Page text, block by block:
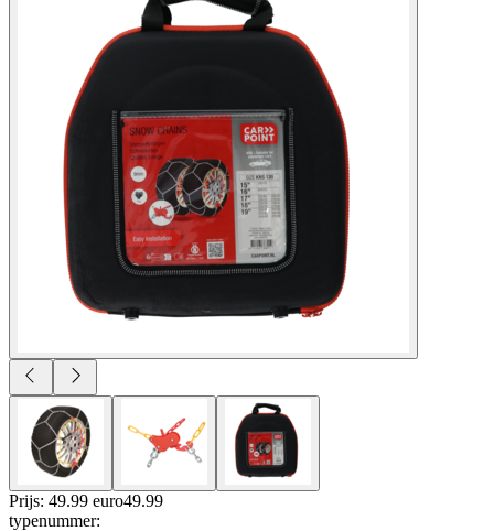
Prijs: 49.99 euro49.99
typenummer: